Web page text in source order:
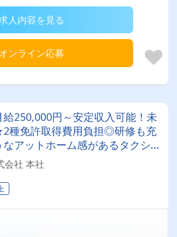
人内容を見る
オンライン応募
250,000円～安定収入可能！未
種免許取得費用負担◎研修も充
アットホーム感があるタクシー
デビューを目指そう！
会社 本社